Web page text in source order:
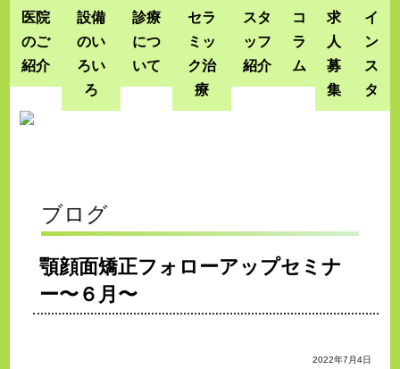
医院
のご
紹介
設備
のい
ろい
ろ
診療
につ
いて
セラ
ミッ
ク治
療
スタ
ッフ
紹介
コ
ラ
ム
求
人
募
集
イ
ン
ス
タ
ブログ
顎顔面矯正フォローアップセミナ
ー〜６月〜
2022年7月4日